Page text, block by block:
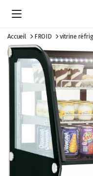
Accueil FROID vitrine